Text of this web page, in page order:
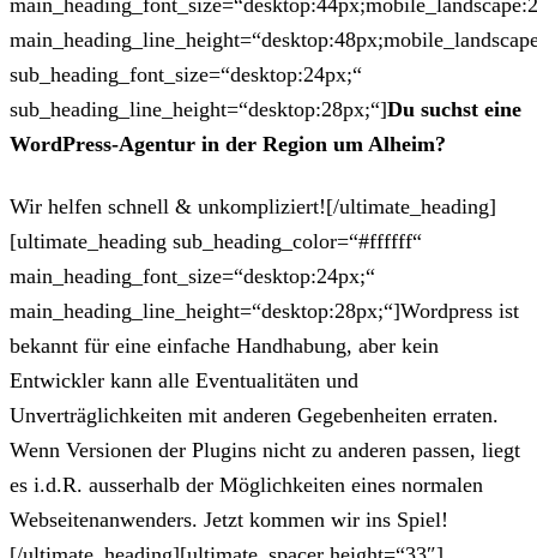
sub_heading_font_size=“desktop:24px;“
sub_heading_line_height=“desktop:28px;“]Du suchst eine
WordPress-Agentur in der Region um Alheim?
Wir helfen schnell & unkompliziert![/ultimate_heading]
[ultimate_heading sub_heading_color=“#ffffff“
main_heading_font_size=“desktop:24px;“
main_heading_line_height=“desktop:28px;“]Wordpress ist
bekannt für eine einfache Handhabung, aber kein
Entwickler kann alle Eventualitäten und
Unverträglichkeiten mit anderen Gegebenheiten erraten.
Wenn Versionen der Plugins nicht zu anderen passen, liegt
es i.d.R. ausserhalb der Möglichkeiten eines normalen
Webseitenanwenders. Jetzt kommen wir ins Spiel!